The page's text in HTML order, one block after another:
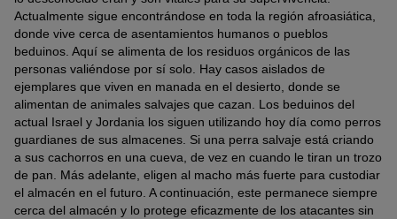
Actualmente sigue encontrándose en toda la región afroasiática,
donde vive cerca de asentamientos humanos o pueblos
beduinos. Aquí se alimenta de los residuos orgánicos de las
personas valiéndose por sí solo. Hay casos aislados de
ejemplares que viven en manada en el desierto, donde se
alimentan de animales salvajes que cazan. Los beduinos del
actual Israel y Jordania los siguen utilizando hoy día como perros
guardianes de sus almacenes. Si una perra salvaje está criando
a sus cachorros en una cueva, de vez en cuando le tiran un trozo
de pan. Más adelante, eligen al macho más fuerte para custodiar
el almacén en el futuro. A continuación, este permanece siempre
cerca del almacén y lo protege eficazmente de los atacantes sin